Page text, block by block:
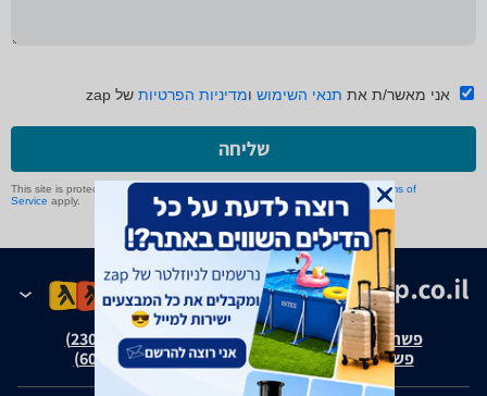
אני מאשר/ת את תנאי השימוש ומדיניות הפרטיות של zap
שליחה
This site is protected by reCAPTCHA and the Google and Terms of
Service apply.
פשרה בת"צ אבנצ'יק נ' זאפ גרופ (ת"צ 23008-08-20)
פשרה בת"צ כהנים נ' זאפ גרופ (ת"צ 60371-12-19)